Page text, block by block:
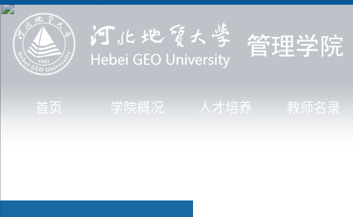
首页 学院概况 人才培养 教师名录